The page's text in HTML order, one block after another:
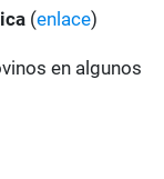
(enlace)
en algunos